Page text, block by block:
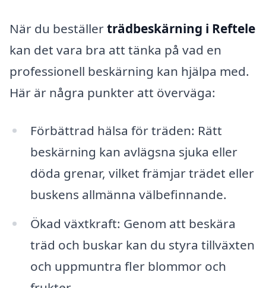
När du beställerträdbeskärning i Reftele
kan det vara bra att tänka på vad en
professionell beskärning kan hjälpa med.
Här är några punkter att överväga:
Förbättrad hälsa för träden: Rätt
beskärning kan avlägsna sjuka eller
döda grenar, vilket främjar trädet eller
buskens allmänna välbefinnande.
Ökad växtkraft: Genom att beskära
träd och buskar kan du styra tillväxten
och uppmuntra fler blommor och